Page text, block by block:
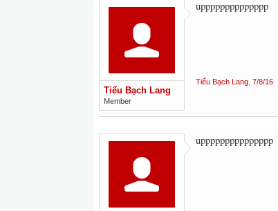
Tiểu Bạch Lang
Member
upppppppppppppp
Tiểu Bạch Lang 7/8/16
uppppppppppppppp